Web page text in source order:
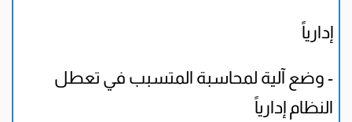
إدارياً
- وضع آلية لمحاسبة المتسبب في تعطل
النظام إدارياً